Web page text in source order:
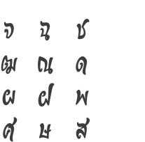
จ ฉ ช
ฒ ณ ด
ผ ฝ พ
ศ ษ ส